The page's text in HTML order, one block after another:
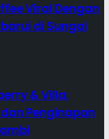
Viral Dengan
di Sungai
& Villa:
Penginapan